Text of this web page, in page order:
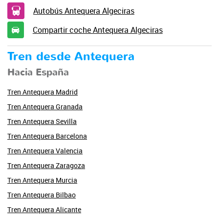
Autobús Antequera Algeciras
Compartir coche Antequera Algeciras
Tren desde Antequera
Hacia España
Tren Antequera Madrid
Tren Antequera Granada
Tren Antequera Sevilla
Tren Antequera Barcelona
Tren Antequera Valencia
Tren Antequera Zaragoza
Tren Antequera Murcia
Tren Antequera Bilbao
Tren Antequera Alicante